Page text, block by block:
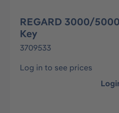
REGARD 3000/
Key
3709533
Log in to see prices